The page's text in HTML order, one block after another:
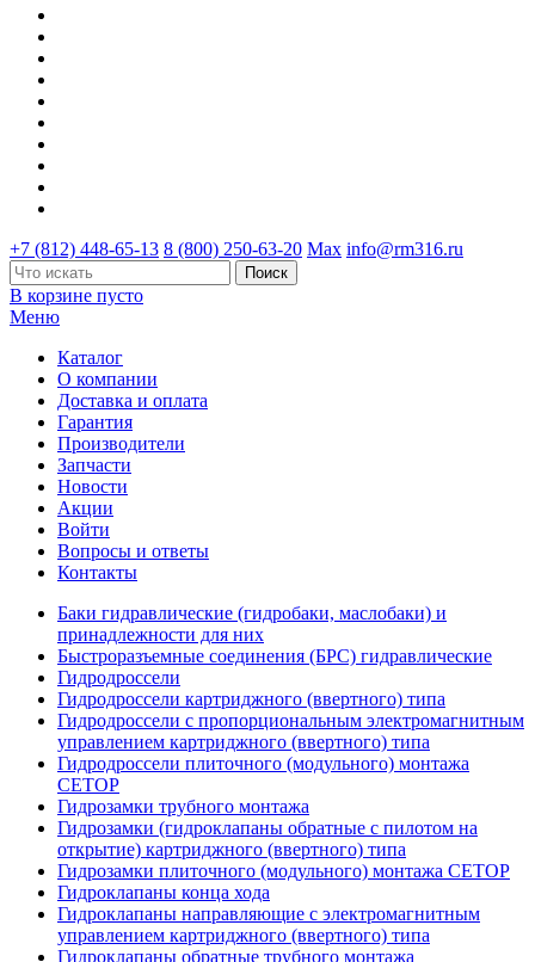
+7 (812) 448-65-13 8 (800) 250-63-20 Max info@rm316.ru
В корзине пусто
Меню
Каталог
О компании
Доставка и оплата
Гарантия
Производители
Запчасти
Новости
Акции
Войти
Вопросы и ответы
Контакты
Баки гидравлические (гидробаки, маслобаки) и
принадлежности для них
Быстроразъемные соединения (БРС) гидравлические
Гидродроссели
Гидродроссели картриджного (ввертного) типа
Гидродроссели с пропорциональным электромагнитным
управлением картриджного (ввертного) типа
Гидродроссели плиточного (модульного) монтажа
CETOP
Гидрозамки трубного монтажа
Гидрозамки (гидроклапаны обратные с пилотом на
открытие) картриджного (ввертного) типа
Гидрозамки плиточного (модульного) монтажа CETOP
Гидроклапаны конца хода
Гидроклапаны направляющие с электромагнитным
управлением картриджного (ввертного) типа
Гидроклапаны обратные трубного монтажа